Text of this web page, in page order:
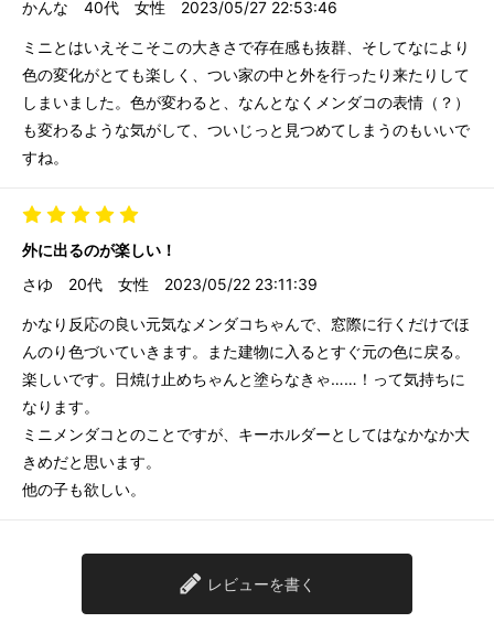
かんな 40代 女性 2023/05/27 22:53:46
ミニとはいえそこそこの大きさで存在感も抜群、そしてなにより
色の変化がとても楽しく、つい家の中と外を行ったり来たりして
しまいました。色が変わると、なんとなくメンダコの表情（？）
も変わるような気がして、ついじっと見つめてしまうのもいいで
すね。
外に出るのが楽しい！
さゆ
20代 女性 2023/05/22 23:11:39
かなり反応の良い元気なメンダコちゃんで、窓際に行くだけでほ
んのり色づいていきます。また建物に入るとすぐ元の色に戻る。
楽しいです。日焼け止めちゃんと塗らなきゃ……！って気持ちに
なります。
ミニメンダコとのことですが、キーホルダーとしてはなかなか大
きめだと思います。
他の子も欲しい。
レビューを書く